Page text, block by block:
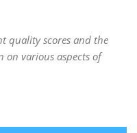
quality scores and the
various aspects of